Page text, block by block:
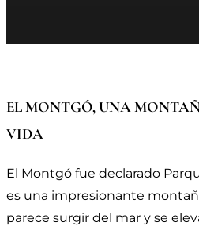
EL MONTGÓ, UNA
VIDA
El Montgó fue declarado
es una impresionante
parece surgir del mar y se